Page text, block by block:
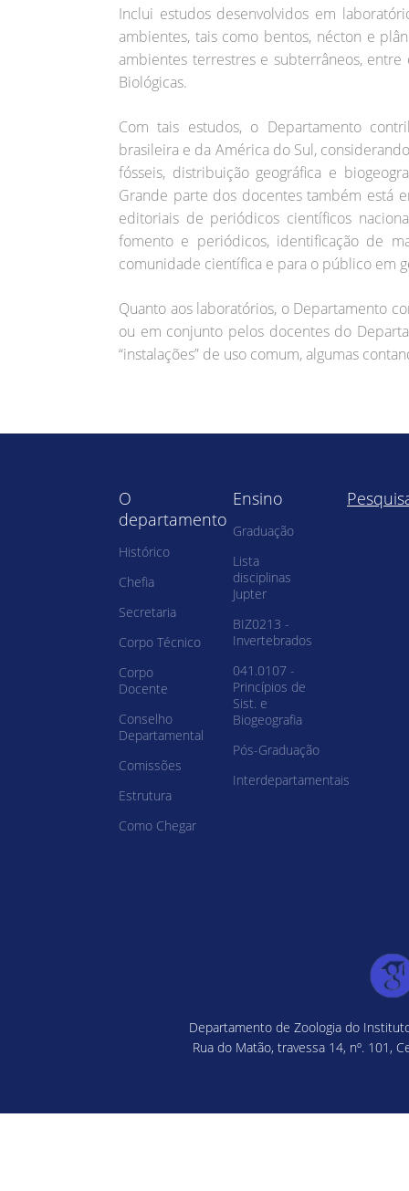
Inclui estudos desenvolvidos em
ambientes, tais como bentos, nécton e
ambientes terrestres e subterrâneos,
Biológicas.
Com tais estudos, o Departamento
brasileira e da América do Sul,
fósseis, distribuição geográfica e
Grande parte dos docentes também está
editoriais de periódicos científicos
fomento e periódicos, identificação de
comunidade científica e para o público em
Quanto aos laboratórios, o Departamento
ou em conjunto pelos docentes do
“instalações” de uso comum, algumas
O
departamento
Histórico
Chefia
Secretaria
Corpo Técnico
Corpo
Docente
Conselho
Departamental
Comissões
Estrutura
Como Chegar
Ensino
Graduação
Lista
disciplinas
Jupter
BIZ0213 -
Invertebrados
041.0107 -
Princípios de
Sist. e
Biogeografia
Pós-Graduação
Interdepartamentais
Departamento de Zoologia do
Rua do Matão, travessa 14, nº. 101,